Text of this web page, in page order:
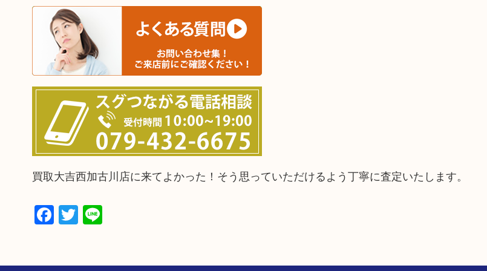
買取大吉西加古川店に来てよかった！そう思っていただけるよう丁寧に査定いたします。
Facebook
Twitter
Line